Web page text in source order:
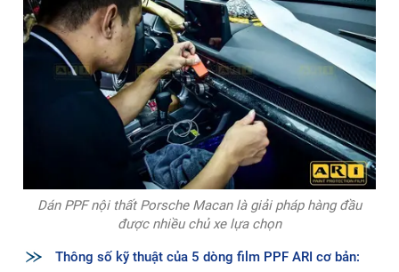
Dán PPF nội thất Porsche Macan là giải pháp hàng đầu
được nhiều chủ xe lựa chọn
Thông số kỹ thuật của 5 dòng film PPF ARI cơ bản: